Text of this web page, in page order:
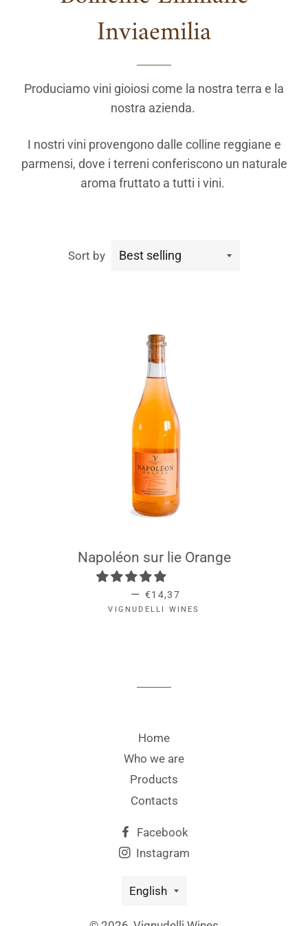
Inviaemilia
Produciamo vini gioiosi come la nostra terra e la
nostra azienda.
I nostri vini provengono dalle colline reggiane e
parmensi, dove i terreni conferiscono un naturale
aroma fruttato a tutti i vini.
Sort by
Napoléon sur lie Orange
— REGULAR PRICE
€14,37
VIGNUDELLI WINES
Home
Who we are
Products
Contacts
Facebook
Instagram
Language
English